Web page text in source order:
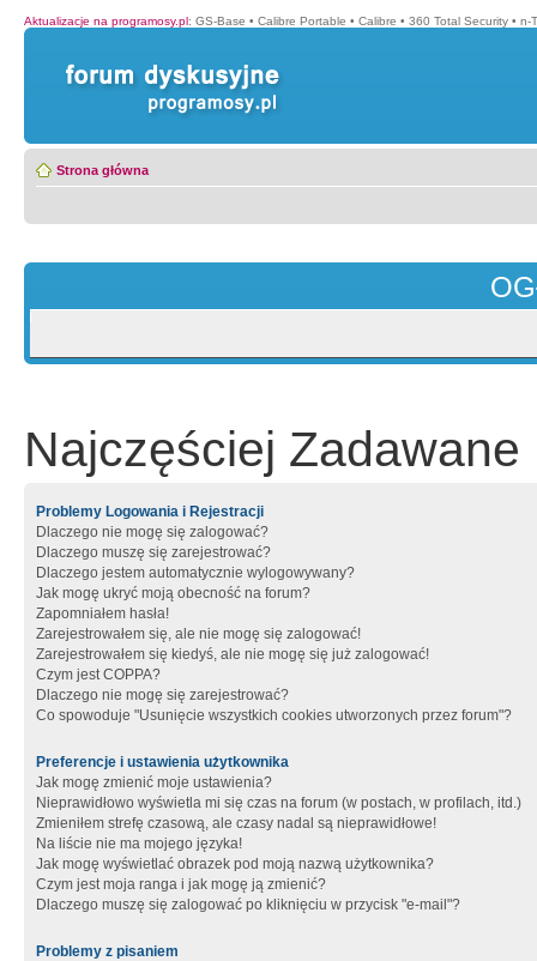
Aktualizacje na programosy.pl: GS-Base • Calibre Portable • Calibre • 360 Total Security • n-
Strona główna
Najczęściej Zadawane
Problemy Logowania i Rejestracji
Dlaczego nie mogę się zalogować?
Dlaczego muszę się zarejestrować?
Dlaczego jestem automatycznie wylogowywany?
Jak mogę ukryć moją obecność na forum?
Zapomniałem hasła!
Zarejestrowałem się, ale nie mogę się zalogować!
Zarejestrowałem się kiedyś, ale nie mogę się już zalogować!
Czym jest COPPA?
Dlaczego nie mogę się zarejestrować?
Co spowoduje "Usunięcie wszystkich cookies utworzonych przez forum"?
Preferencje i ustawienia użytkownika
Jak mogę zmienić moje ustawienia?
Nieprawidłowo wyświetla mi się czas na forum (w postach, w profilach, itd.)
Zmieniłem strefę czasową, ale czasy nadal są nieprawidłowe!
Na liście nie ma mojego języka!
Jak mogę wyświetlać obrazek pod moją nazwą użytkownika?
Czym jest moja ranga i jak mogę ją zmienić?
Dlaczego muszę się zalogować po kliknięciu w przycisk "e-mail"?
Problemy z pisaniem